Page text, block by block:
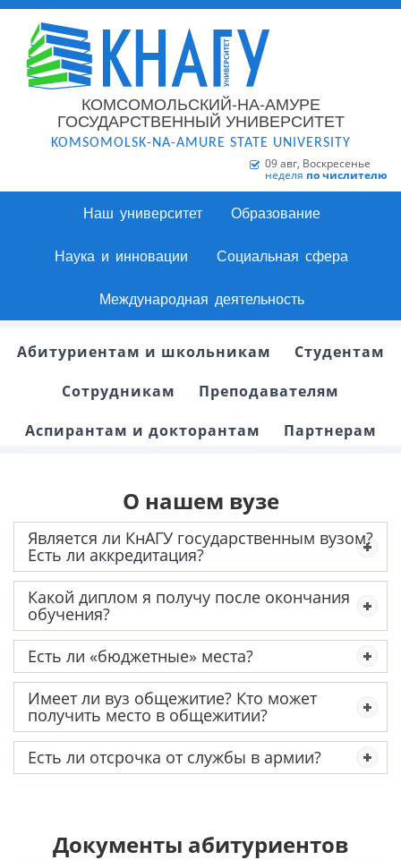
КОМСОМОЛЬСКИЙ-НА-АМУРЕ
ГОСУДАРСТВЕННЫЙ УНИВЕРСИТЕТ
KOMSOMOLSK-NA-AMURE STATE UNIVERSITY
09 авг, Воскресенье
неделя по числителю
Наш университет Образование
Наука и инновации Социальная сфера
Международная деятельность
Абитуриентам и школьникам
Студентам
Сотрудникам
Преподавателям
Аспирантам и докторантам
Партнерам
О нашем вузе
Является ли КнАГУ государственным вузом?
Есть ли аккредитация?
Какой диплом я получу после окончания
обучения?
Есть ли «бюджетные» места?
Имеет ли вуз общежитие? Кто может
получить место в общежитии?
Есть ли отсрочка от службы в армии?
Документы абитуриентов